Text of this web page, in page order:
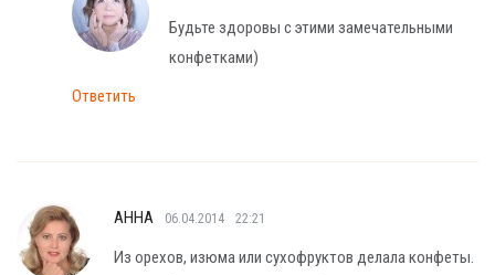
Будьте здоровы с этими замечательными
конфетками)
Ответить
АННА 06.04.2014 22:21
Из орехов, изюма или сухофруктов делала конфеты.